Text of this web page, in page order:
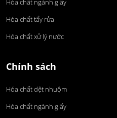
Hóa chất ngành giấy
Hóa chất tẩy rửa
Hóa chất xử lý nước
Chính sách
Hóa chất dệt nhuộm
Hóa chất ngành giấy